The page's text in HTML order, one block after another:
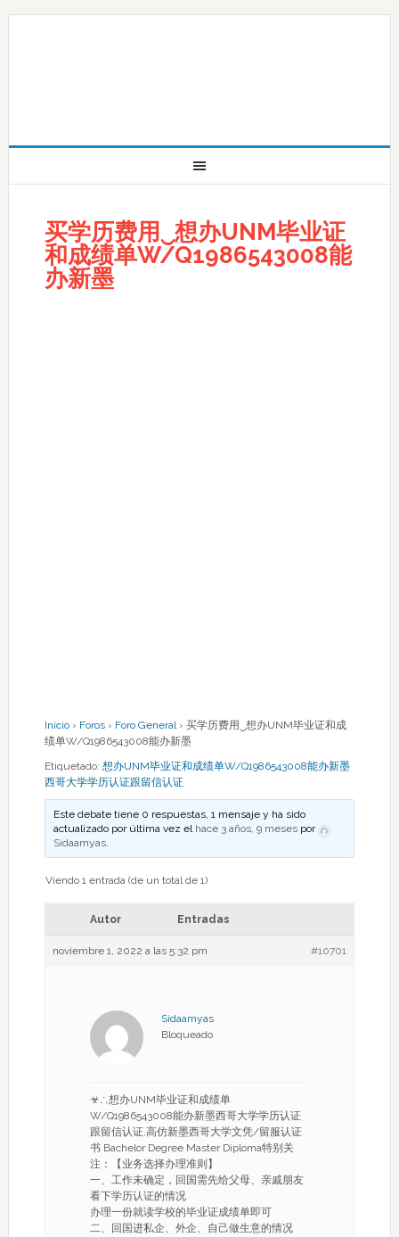
买学历费用‿想办UNM毕业证
和成绩单W/Q1986543008能
办新墨
Inicio › Foros › Foro General › 买学历费用‿想办UNM毕业证和成
绩单W/Q1986543008能办新墨
Etiquetado: 想办UNM毕业证和成绩单W/Q1986543008能办新墨
西哥大学学历认证跟留信认证
Este debate tiene 0 respuestas, 1 mensaje y ha sido
actualizado por última vez el hace 3 años, 9 meses por
Sidaamyas.
Viendo 1 entrada (de un total de 1)
Autor Entradas
noviembre 1, 2022 a las 5:32 pm #10701
Sidaamyas
Bloqueado
☣∴想办UNM毕业证和成绩单
W/Q1986543008能办新墨西哥大学学历认证
跟留信认证,高仿新墨西哥大学文凭/留服认证
书 Bachelor Degree Master Diploma特别关
注：【业务选择办理准则】
一、工作未确定，回国需先给父母、亲戚朋友
看下学历认证的情况
办理一份就读学校的毕业证成绩单即可
二、回国进私企、外企、自己做生意的情况